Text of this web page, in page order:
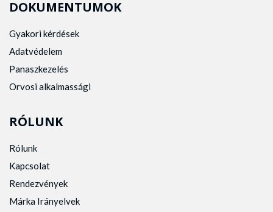
DOKUMENTUMOK
Gyakori kérdések
Adatvédelem
Panaszkezelés
Orvosi alkalmassági
RÓLUNK
Rólunk
Kapcsolat
Rendezvények
Márka Irányelvek